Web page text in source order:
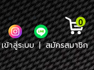
0
เข้าสู่ระบบ | สมัครสมาชิก